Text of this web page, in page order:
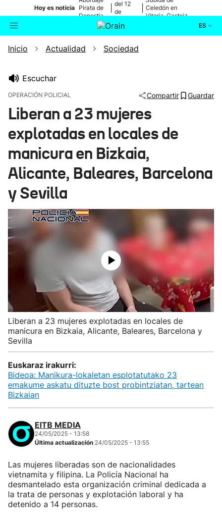
Hoy es noticia Pirata de
Donostia
del 12
de
Celedón en
Vitoria-Gasteiz
ES
Buscador Actualidad
Ikusmiran
Eguraldia
Inicio Actualidad Sociedad
Escuchar
OPERACIÓN POLICIAL Compartir Guardar
Liberan a 23 mujeres
explotadas en locales de
manicura en Bizkaia,
Alicante, Baleares, Barcelona
y Sevilla
Liberan a 23 mujeres explotadas en locales de
manicura en Bizkaia, Alicante, Baleares, Barcelona y
Sevilla
Euskaraz irakurri:
Bideoa: Manikura-lokaletan esplotatutako 23
emakume askatu dituzte bost probintziatan, tartean
Bizkaian
EITB MEDIA
24/05/2025 - 13:58
Última actualización 24/05/2025 - 13:55
Las mujeres liberadas son de nacionalidades
vietnamita y filipina. La Policía Nacional ha
desmantelado esta organización criminal dedicada a
la trata de personas y explotación laboral y ha
detenido a 14 personas.